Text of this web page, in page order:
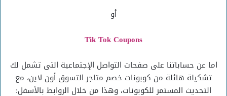
أو
Tik Tok Coupons
اما عن حساباتنا على صفحات التواصل الإجتماعية التى تشمل لك
تشكيلة هائلة من كوبونات خصم متاجر التسوق أون لاين، مع
التحديث المستمر للكوبونات، وهذا من خلال الروابط بالأسفل: